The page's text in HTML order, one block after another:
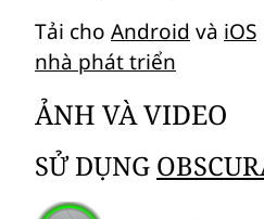
Tải cho Android và iOS
nhà phát triển
ẢNH VÀ VIDEO
SỬ DỤNG